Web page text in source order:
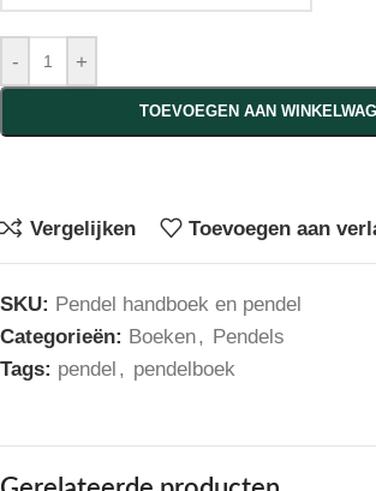
- +
TOEVOEGEN AAN
Vergelijken Toevoegen aan
SKU: Pendel handboek en pendel
Categorieën: Boeken, Pendels
Tags: pendel , pendelboek